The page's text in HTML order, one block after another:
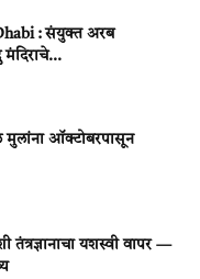
: संयुक्त अरब
मंदिराचे...
मुलांना ऑक्टोबरपासून
यशस्वी वापर —